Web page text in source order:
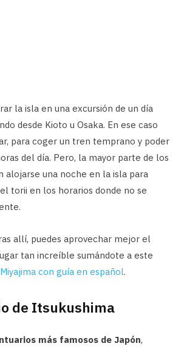
la isla en una excursión de un día
desde Kioto u Osaka. En ese caso
para coger un tren temprano y poder
del día. Pero, la mayor parte de los
alojarse una noche en la isla para
torii en los horarios donde no se
allí, puedes aprovechar mejor el
tan increíble sumándote a este
con guía en español.
de Itsukushima
más famosos de Japón,